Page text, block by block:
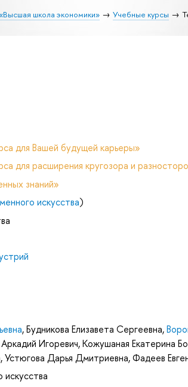
школа экономики» Учебные курсы
для Вашей будущей карьеры»
для расширения кругозора и
знаний»
искусства)
,Будникова Елизавета Сергеевна,
Игоревич,Кожушаная Екатерина
,Устюгова Дарья Дмитриевна,Фадеев